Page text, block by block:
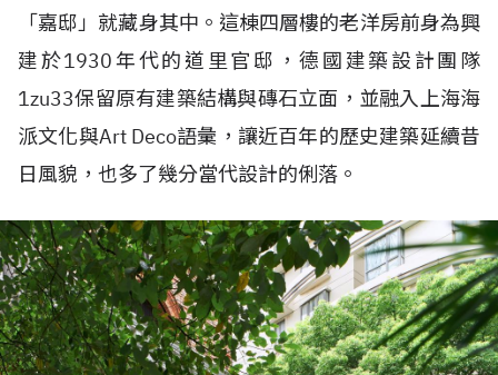
「嘉邸」就藏身其中。這棟四層樓的老洋房前身為興
建於1930年代的道里官邸，德國建築設計團隊
1zu33保留原有建築結構與磚石立面，並融入上海海
派文化與Art Deco語彙，讓近百年的歷史建築延續昔
日風貌，也多了幾分當代設計的俐落。